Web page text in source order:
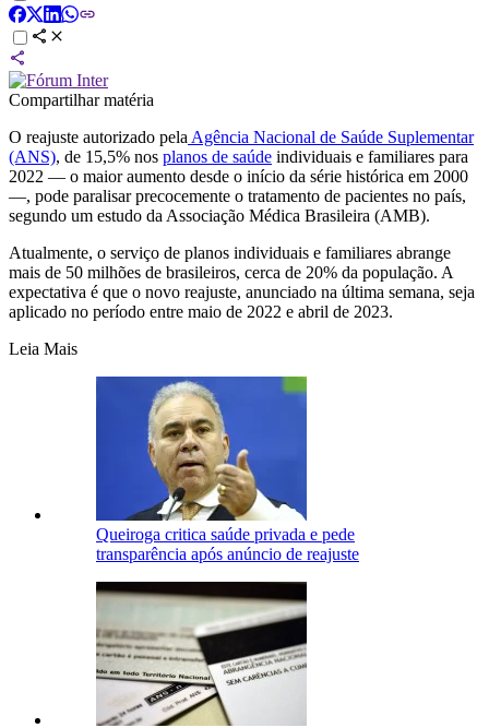
Compartilhar matéria
O reajuste autorizado pela Agência Nacional de Saúde Suplementar
(ANS), de 15,5% nos planos de saúde individuais e familiares para
2022 — o maior aumento desde o início da série histórica em 2000
—, pode paralisar precocemente o tratamento de pacientes no país,
segundo um estudo da Associação Médica Brasileira (AMB).
Atualmente, o serviço de planos individuais e familiares abrange
mais de 50 milhões de brasileiros, cerca de 20% da população. A
expectativa é que o novo reajuste, anunciado na última semana, seja
aplicado no período entre maio de 2022 e abril de 2023.
Leia Mais
Queiroga critica saúde privada e pede
transparência após anúncio de reajuste